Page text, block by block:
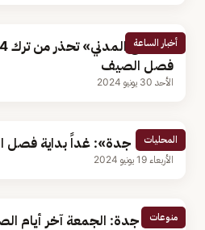
أخبار الساعة
فصل الصيف
الأحد 30 يونيو 2024
المحليات
«فلكية جدة»: غداً بداية فصل
الأربعاء 19 يونيو 2024
منوعات
فلكية جدة: الجمعة آخر أيام